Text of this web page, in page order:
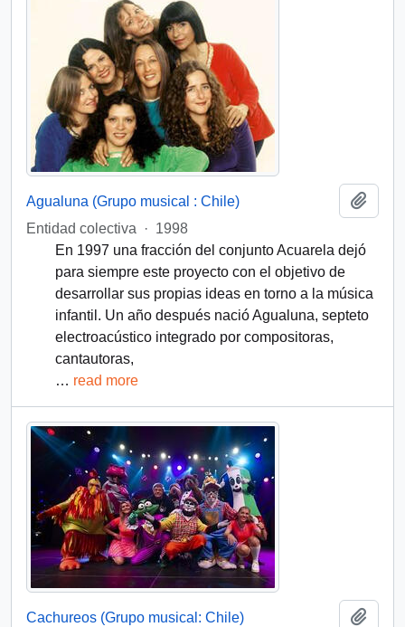
Agualuna (Grupo musical : Chile)
Entidad colectiva
· 1998
En 1997 una fracción del conjunto Acuarela dejó
para siempre este proyecto con el objetivo de
desarrollar sus propias ideas en torno a la música
infantil. Un año después nació Agualuna, septeto
electroacústico integrado por compositoras,
cantautoras,
… read more
Cachureos (Grupo musical: Chile)